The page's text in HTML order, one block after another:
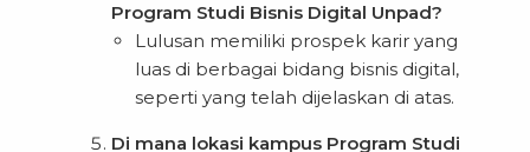
Program Studi Bisnis Digital Unpad?
Lulusan memiliki prospek karir yang
luas di berbagai bidang bisnis digital,
seperti yang telah dijelaskan di atas.
Di mana lokasi kampus Program Studi